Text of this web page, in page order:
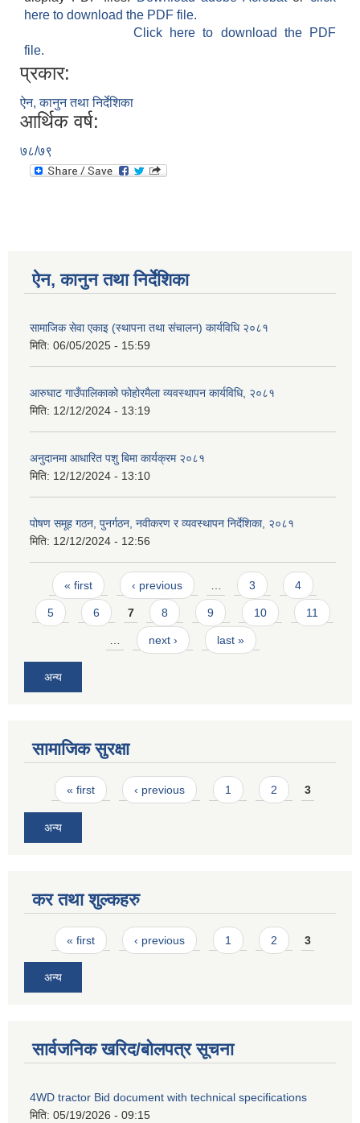
here to download the PDF file.
Click here to download the PDF
file.
प्रकार:
ऐन, कानुन तथा निर्देशिका
आर्थिक वर्ष:
७८/७९
ऐन, कानुन तथा निर्देशिका
सामाजिक सेवा एकाइ (स्थापना तथा संचालन) कार्यविधि २०८१
मिति: 06/05/2025 - 15:59
आरुघाट गाउँपालिकाको फोहोरमैला व्यवस्थापन कार्यविधि, २०८१
मिति: 12/12/2024 - 13:19
अनुदानमा आधारित पशु बिमा कार्यक्रम २०८१
मिति: 12/12/2024 - 13:10
पोषण समूह गठन, पुनर्गठन, नवीकरण र व्यवस्थापन निर्देशिका, २०८१
मिति: 12/12/2024 - 12:56
Pages
« first ‹ previous 3 4
5 6 7 8 9 10 11
next › last »
अन्य
सामाजिक सुरक्षा
Pages
« first ‹ previous 1 2 3
अन्य
कर तथा शुल्कहरु
Pages
« first ‹ previous 1 2 3
अन्य
सार्वजनिक खरिद/बोलपत्र सूचना
4WD tractor Bid document with technical specifications
मिति: 05/19/2026 - 09:15